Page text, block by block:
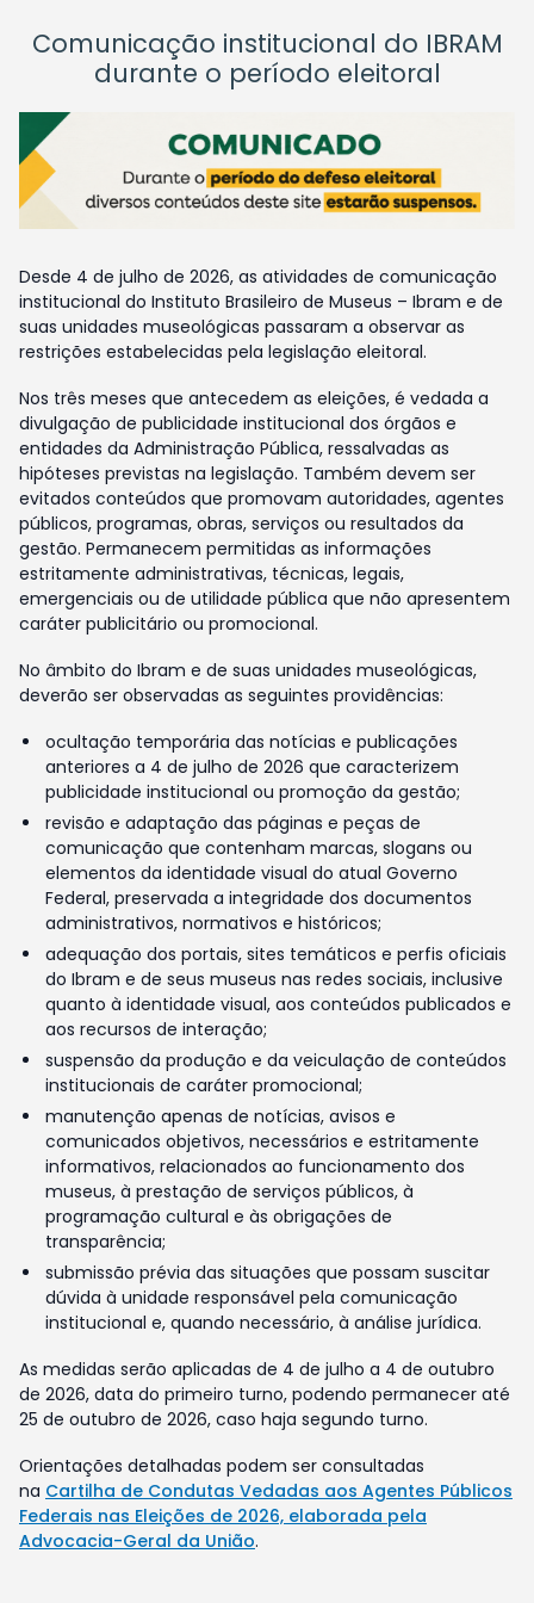
Comunicação institucional do IBRAM
durante o período eleitoral
Desde 4 de julho de 2026, as atividades de comunicação
institucional do Instituto Brasileiro de Museus – Ibram e de
suas unidades museológicas passaram a observar as
restrições estabelecidas pela legislação eleitoral.
Nos três meses que antecedem as eleições, é vedada a
divulgação de publicidade institucional dos órgãos e
entidades da Administração Pública, ressalvadas as
hipóteses previstas na legislação. Também devem ser
evitados conteúdos que promovam autoridades, agentes
públicos, programas, obras, serviços ou resultados da
gestão. Permanecem permitidas as informações
estritamente administrativas, técnicas, legais,
emergenciais ou de utilidade pública que não apresentem
caráter publicitário ou promocional.
No âmbito do Ibram e de suas unidades museológicas,
deverão ser observadas as seguintes providências:
ocultação temporária das notícias e publicações
anteriores a 4 de julho de 2026 que caracterizem
publicidade institucional ou promoção da gestão;
revisão e adaptação das páginas e peças de
comunicação que contenham marcas, slogans ou
elementos da identidade visual do atual Governo
Federal, preservada a integridade dos documentos
administrativos, normativos e históricos;
adequação dos portais, sites temáticos e perfis oficiais
do Ibram e de seus museus nas redes sociais, inclusive
quanto à identidade visual, aos conteúdos publicados e
aos recursos de interação;
suspensão da produção e da veiculação de conteúdos
institucionais de caráter promocional;
manutenção apenas de notícias, avisos e
comunicados objetivos, necessários e estritamente
informativos, relacionados ao funcionamento dos
museus, à prestação de serviços públicos, à
programação cultural e às obrigações de
transparência;
submissão prévia das situações que possam suscitar
dúvida à unidade responsável pela comunicação
institucional e, quando necessário, à análise jurídica.
As medidas serão aplicadas de 4 de julho a 4 de outubro
de 2026, data do primeiro turno, podendo permanecer até
25 de outubro de 2026, caso haja segundo turno.
Orientações detalhadas podem ser consultadas
na Cartilha de Condutas Vedadas aos Agentes Públicos
Federais nas Eleições de 2026, elaborada pela
Advocacia-Geral da União.